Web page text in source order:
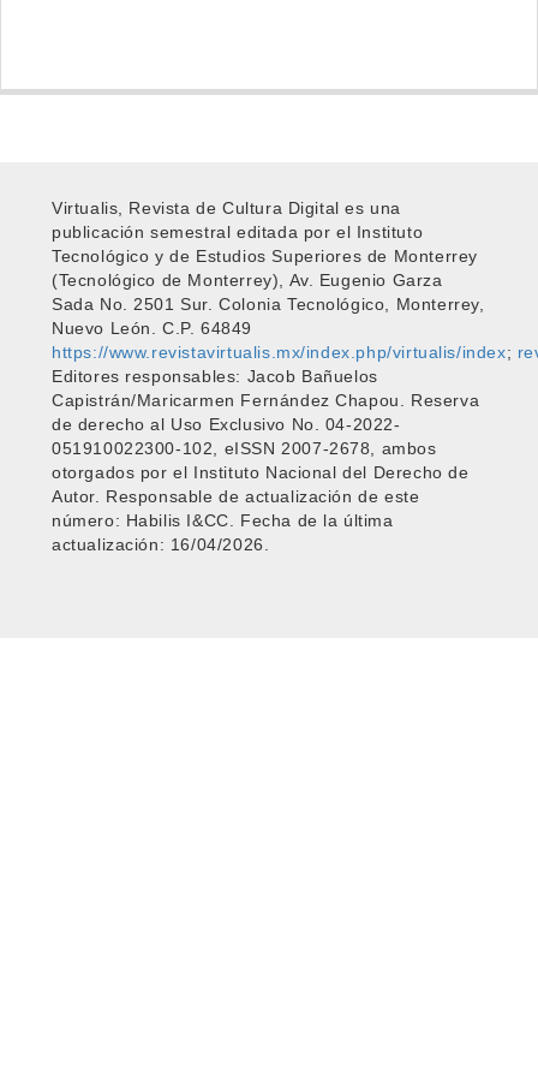
Virtualis, Revista de Cultura Digital es una
publicación semestral editada por el Instituto
Tecnológico y de Estudios Superiores de Monterrey
(Tecnológico de Monterrey), Av. Eugenio Garza
Sada No. 2501 Sur. Colonia Tecnológico, Monterrey,
Nuevo León. C.P. 64849
https://www.revistavirtualis.mx/index.php/virtualis/index;
Editores responsables: Jacob Bañuelos
Capistrán/Maricarmen Fernández Chapou. Reserva
de derecho al Uso Exclusivo No. 04-2022-
051910022300-102, eISSN 2007-2678, ambos
otorgados por el Instituto Nacional del Derecho de
Autor. Responsable de actualización de este
número: Habilis I&CC. Fecha de la última
actualización: 16/04/2026.